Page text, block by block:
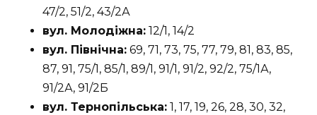
47/2, 51/2, 43/2А
вул. Молодіжна: 12/1, 14/2
вул. Північна: 69, 71, 73, 75, 77, 79, 81, 83, 85,
87, 91, 75/1, 85/1, 89/1, 91/1, 91/2, 92/2, 75/1А,
91/2А, 91/2Б
вул. Тернопільська: 1, 17, 19, 26, 28, 30, 32,